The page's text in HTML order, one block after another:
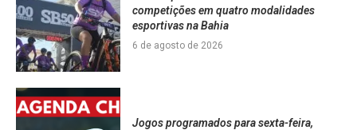
competições em quatro modalidades
esportivas na Bahia
6 de agosto de 2026
Jogos programados para sexta-feira,